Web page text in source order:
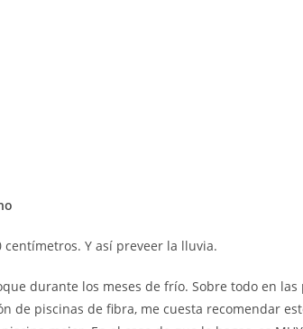
Y así preveer la lluvia.
durante los meses de frío. Sobre todo en las
de piscinas de fibra, me cuesta recomendar